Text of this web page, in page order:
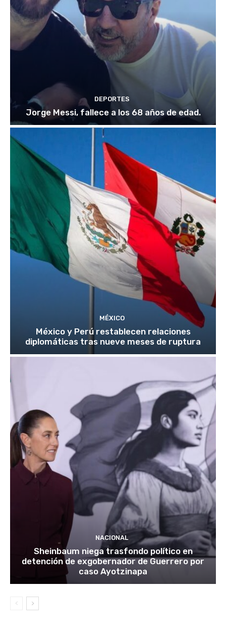
DEPORTES
Jorge Messi, fallece a los 68 años de edad.
MÉXICO
México y Perú restablecen relaciones
diplomáticas tras nueve meses de ruptura
NACIONAL
Sheinbaum niega trasfondo político en
detención de exgobernador de Guerrero por
caso Ayotzinapa